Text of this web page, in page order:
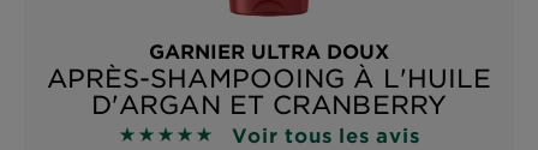
GARNIER ULTRA DOUX
APRÈS-SHAMPOOING À L'HUILE
D'ARGAN ET CRANBERRY
4.8929 sur 5 étoiles basé sur les avis
Voir tous les avis